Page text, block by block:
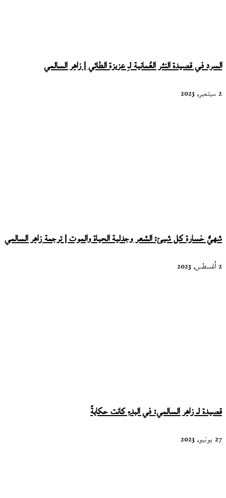
السرد في قصيدة النثر العُمانية لـِ عزيزة الطائي | زاهر السالمي
2 سبتمبر، 2023
شهيٌّ خسارة كل شيئ: الشعر وجدلية الحياة والموت | ترجمة زاهر السالمي
2 أغسطس، 2023
قصيدة لـ زاهر السالمي: في البدءِ كانت حكايةً
27 يونيو، 2023